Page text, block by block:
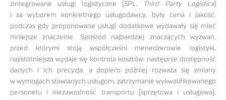
zintegrowane usługi logistyczne (3PL,
Third Party Logistics)
i za wyborem konkretnego usługodawcy, były cena i jakość,
podczas gdy proponowane usługi dodatkowe wydawały się mieć
mniejsze znaczenie. Spośród najbardziej znaczących wyzwań,
przed którymi stoją współcześni menedżerowie logistyki,
najistotniejsza wydaje się kontrola kosztów, następnie dostępność
danych i ich precyzja, a dopiero później rozważa się zmiany
w wymogach stawianych usługom, zatrzymanie wykwalifikowanego
personelu i niezawodność transportu (sprzętowa i usługowa),